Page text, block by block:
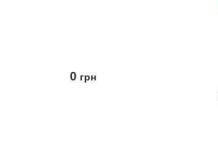
0 грн